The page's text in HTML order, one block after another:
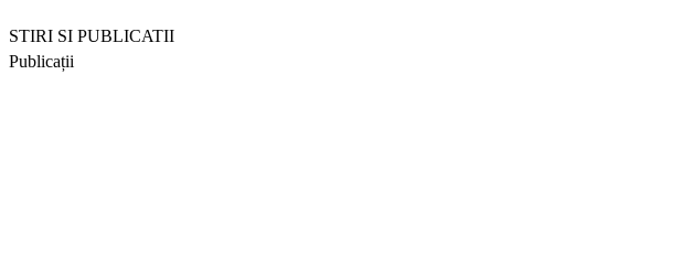
STIRI SI PUBLICATII
Publicații